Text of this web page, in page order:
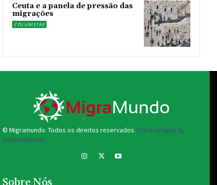
Ceuta e a panela de pressão das
migrações
COLUNISTAS
© Migramundo. Todos os direitos reservados. Stock images by
Depositphotos.